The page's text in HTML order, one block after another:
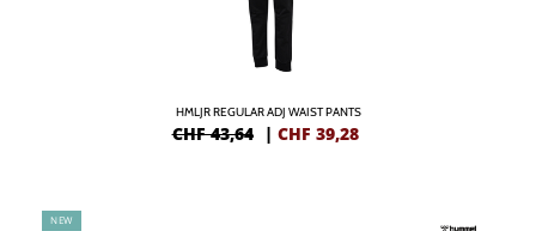
HMLJR REGULAR ADJ WAIST PANTS
CHF 43,64 | CHF 39,28
NEW